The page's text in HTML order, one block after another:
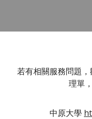
若有相關服務問題
理單
中原大學